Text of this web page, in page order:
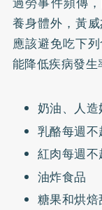
養身體外，黃
應該避免吃下
能降低疾病發生
奶油、人造
乳酪每週不
紅肉每週
油炸食品
糖果和烘